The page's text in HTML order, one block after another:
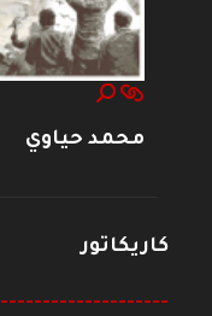
محمد حياوي
كاريكاتور
--------------------